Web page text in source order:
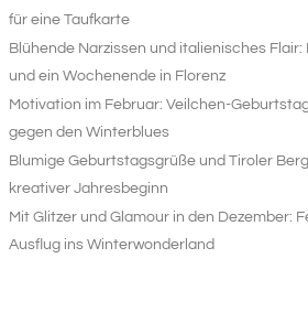
für eine Taufkarte
Blühende Narzissen und italienisches
und ein Wochenende in Florenz
Motivation im Februar: Veilchen-
gegen den Winterblues
Blumige Geburtstagsgrüße und Tiroler
kreativer Jahresbeginn
Mit Glitzer und Glamour in den Dezember:
Ausflug ins Winterwonderland